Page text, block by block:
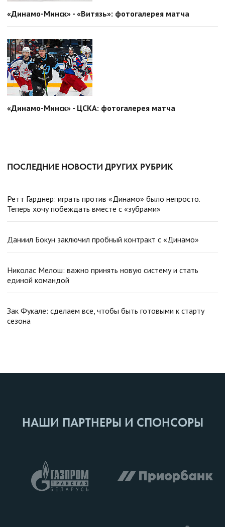
«Динамо-Минск» - «Витязь»: фотогалерея матча
«Динамо-Минск» - ЦСКА: фотогалерея матча
ПОСЛЕДНИЕ НОВОСТИ ДРУГИХ РУБРИК
Ретт Гарднер: играть против «Динамо» было непросто.
Теперь хочу побеждать вместе с «зубрами»
Даниил Бокун заключил пробный контракт с «Динамо»
Николас Мелош: важно принять новую систему и стать
единой командой
Зак Фукале: сделаем все, чтобы быть готовыми к старту
сезона
НАШИ ПАРТНЕРЫ И СПОНСОРЫ